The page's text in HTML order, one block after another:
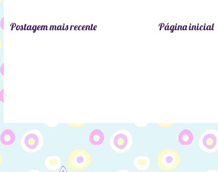
Postagem mais recente Página inicial